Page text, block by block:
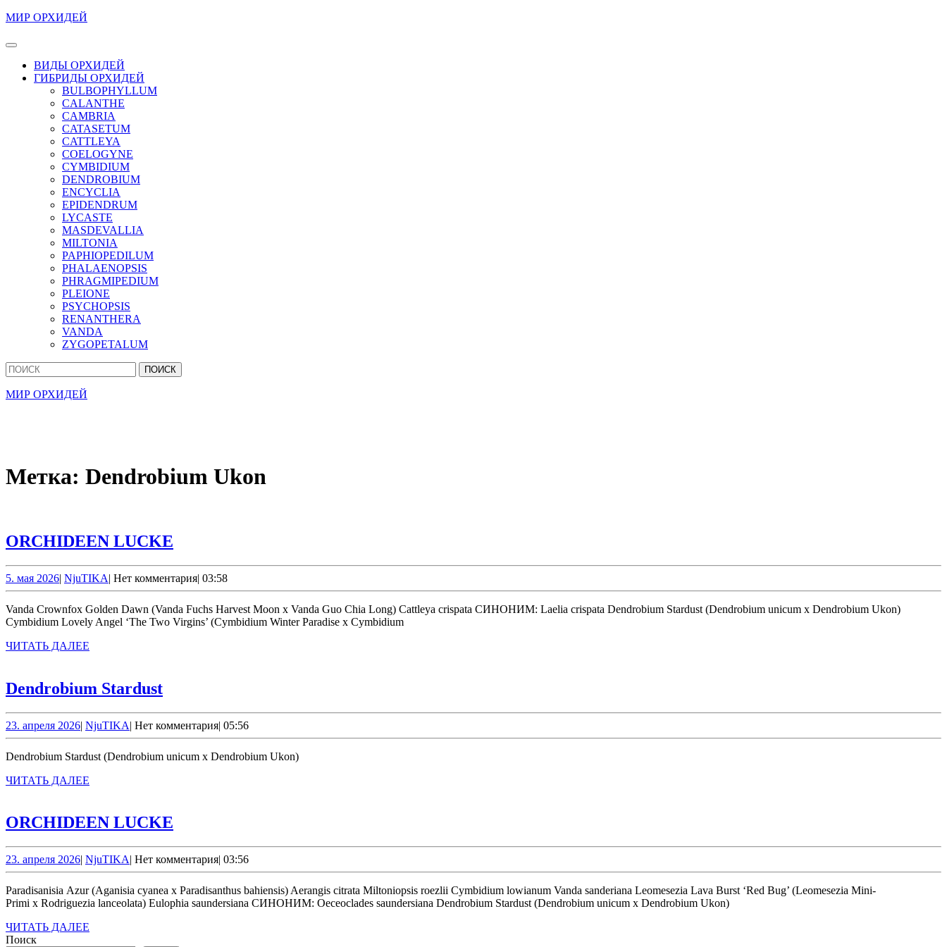
Перейти
содержимому
содержимому
МИР ОРХИДЕЙ
Кнопка
ОткрытьВИДЫ ОРХИДЕЙ
ГИБРИДЫ ОРХИДЕЙ
BULBOPHYLLUM
CALANTHE
CAMBRIA
CATASETUM
CATTLEYA
COELOGYNE
CYMBIDIUM
DENDROBIUM
ENCYCLIA
EPIDENDRUM
LYCASTE
MASDEVALLIA
MILTONIA
PAPHIOPEDILUM
PHALAENOPSIS
PHRAGMIPEDIUM
PLEIONE
PSYCHOPSIS
RENANTHERA
VANDA
ZYGOPETALUM
Кнопка
Закрыть
Найти:
МИР ОРХИДЕЙ
Метка: Dendrobium Ukon
ORCHIDEEN LUCKE
5. мая 20265.
мая
2026
| NjuTIKANjuTIKA
| Нет комментария| 03:58
Vanda Crownfox Golden Dawn (Vanda Fuchs Harvest Moon x Vanda Guo Chia Long) Cattleya crispata СИНОНИМ: Laelia crispata Dendrobium Stardust (Dendrobium unicum x Dendrobium Ukon)
Cymbidium Lovely Angel ‘The Two Virgins’ (Cymbidium Winter Paradise x Cymbidium
ЧИТАТЬ ДАЛЕЕ
Dendrobium StardustDendrobium
23. апреля 202623.
апреля
2026
| NjuTIKANjuTIKA
| Нет комментария| 05:56
Dendrobium Stardust (Dendrobium unicum x Dendrobium Ukon)
ЧИТАТЬ ДАЛЕЕ
ORCHIDEEN LUCKE
23. апреля 202623.
апреля
2026
| NjuTIKANjuTIKA
| Нет комментария| 03:56
Paradisanisia Azur (Aganisia cyanea x Paradisanthus bahiensis) Aerangis citrata Miltoniopsis roezlii Cymbidium lowianum Vanda sanderiana Leomesezia Lava Burst ‘Red Bug’ (Leomesezia Mini-
Primi x Rodriguezia lanceolata) Eulophia saundersiana СИНОНИМ: Oeceoclades saundersiana Dendrobium Stardust (Dendrobium unicum x Dendrobium Ukon)
ЧИТАТЬ ДАЛЕЕ
Поиск